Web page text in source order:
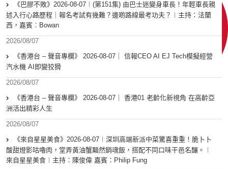
《巴膠不敗》2026-08-07︱(第151集) 由巴士迷變身車長！年輕車長親
述入行心路歷程｜報名考試有幾難？邊啲路線最考功夫？︱主持：法蘭
西，嘉賓︰Bowan
2026/08/07
《香港台 – 聲音專欄》 2026-08-07｜ 信報CEO AI EJ Tech模擬經營
汽水機 AI即變狡猾
2026/08/07
《香港台 – 聲音專欄》 2026-08-07｜ 香港01 老齡化新視角 在高齡亞
洲活出精彩人生
2026/08/07
《來自星星美食》2026-08-07︱深圳高端新派中菜驚喜重重！脆卜卜
酸甜燈影咕嚕肉，堂弄黃油蟹黯然銷魂飯，搭配不同口味干邑名釀。︱
來自星星美食︱主持：陳俊偉 嘉賓：Philip Fung